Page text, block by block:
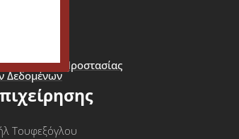
Πελάτη
Πολιτική Προστασίας
Δεδομένων
Τουφεξόγλου